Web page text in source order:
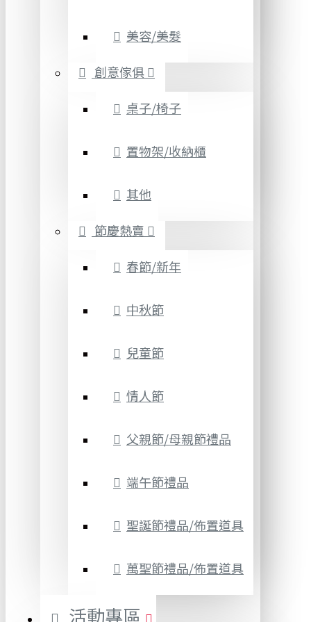
美容/美髮
創意傢俱
桌子/椅子
置物架/收納櫃
其他
節慶熱賣
春節/新年
中秋節
兒童節
情人節
父親節/母親節禮品
端午節禮品
聖誕節禮品/佈置道具
萬聖節禮品/佈置道具
活動專區